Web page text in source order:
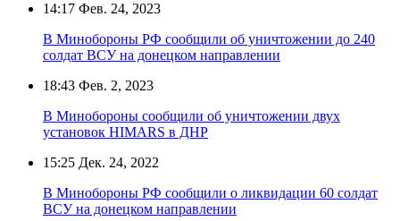
14:17 Фев. 24, 2023
В Минобороны РФ сообщили об уничтожении до 240
солдат ВСУ на донецком направлении
18:43 Фев. 2, 2023
В Минобороны сообщили об уничтожении двух
установок HIMARS в ДНР
15:25 Дек. 24, 2022
В Минобороны РФ сообщили о ликвидации 60 солдат
ВСУ на донецком направлении